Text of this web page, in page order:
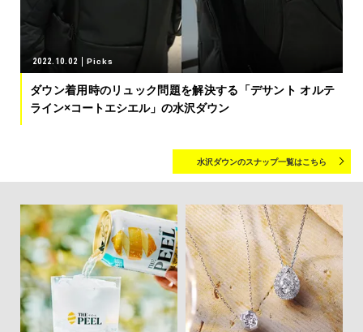
2022.10.02 Picks
ダウン着用時のリュック問題を解決する「デサント オルテ
ライン×コートエシエル」の水沢ダウン
水沢ダウンのスナップ一覧はこちら